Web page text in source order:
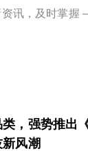
讯，及时掌握
，强势推出
风潮